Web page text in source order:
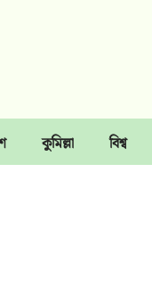
কুমিল্লা বিশ্ব